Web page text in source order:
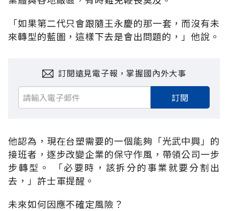
「如果第二代只會跟隨王永慶的那一套，而沒有未
來轉型的藍圖，這樣下去是會出問題的，」他說。
訂閱遠見電子報，掌握國內外大事
訂閱
他認為，現在台塑需要的一個能夠「光武中興」的
接班者，逐步改變企業的保守作風，帶領公司一步
步轉型。 「必要時，該拆分的事業就要分割出
去，」許士軍提醒。
未來如何因應不確定風險？